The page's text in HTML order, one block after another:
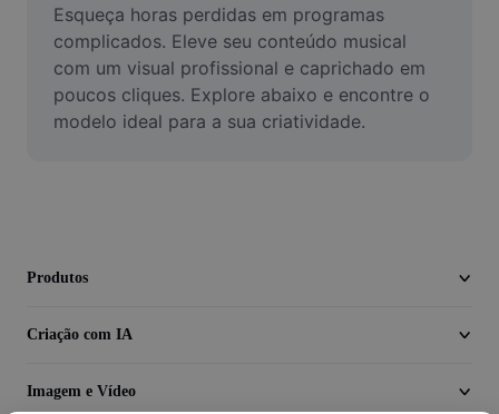
Aprimorar qualidade
Editor de Video
Cortar Vídeo
Esqueça horas perdidas em programas
complicados. Eleve seu conteúdo musical
com um visual profissional e caprichado em
poucos cliques. Explore abaixo e encontre o
modelo ideal para a sua criatividade.
Produtos
Criação com IA
Imagem e Vídeo